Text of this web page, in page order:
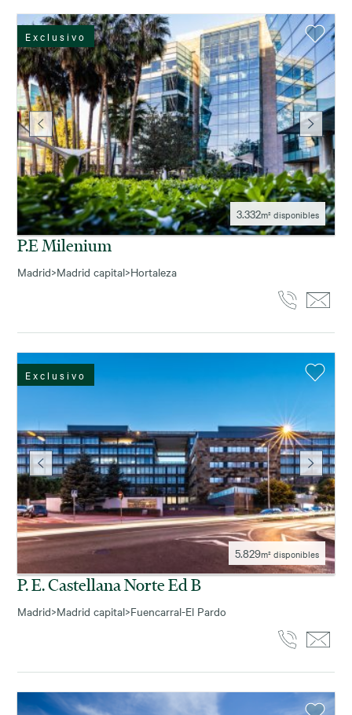
3.332m² disponibles
Exclusivo
P.e Milenium
Madrid>Madrid capital>Hortaleza
5.829m² disponibles
Exclusivo
P. E. Castellana Norte Ed B
Madrid>Madrid capital>Fuencarral-El Pardo